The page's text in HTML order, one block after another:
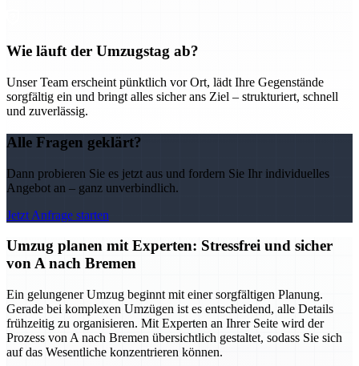
Wie läuft der Umzugstag ab?
Unser Team erscheint pünktlich vor Ort, lädt Ihre Gegenstände
sorgfältig ein und bringt alles sicher ans Ziel – strukturiert, schnell
und zuverlässig.
Alle Fragen geklärt?
Dann probieren Sie es jetzt aus und fordern Sie Ihr individuelles
Angebot an – ganz unverbindlich.
Jetzt Anfrage starten
Umzug planen mit Experten: Stressfrei und sicher
von A nach Bremen
Ein gelungener Umzug beginnt mit einer sorgfältigen Planung.
Gerade bei komplexen Umzügen ist es entscheidend, alle Details
frühzeitig zu organisieren. Mit Experten an Ihrer Seite wird der
Prozess von A nach Bremen übersichtlich gestaltet, sodass Sie sich
auf das Wesentliche konzentrieren können.